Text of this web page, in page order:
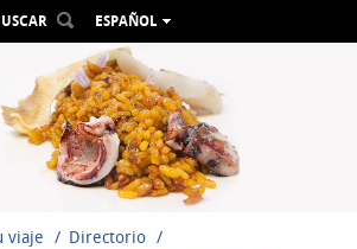
ESPAÑOL
VALENCIÀ
ENGLISH
FRANÇAIS
DEUTSCH
РУССКИЙ
viaje
Directorio